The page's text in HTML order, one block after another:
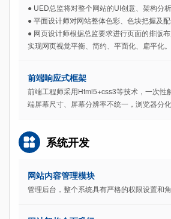
● UED总监将对整个网站的UI创意、架构分
● 平面设计师对网站整体色彩、色块把握及配
● 网页设计师根据总监要求进行页面的排版
实现网页视觉平衡、简约、平面化、扁平化。
前端响应式框架
前端工程师采用Html5+css3等技术，一次性
端屏幕尺寸、屏幕分辨率不统一，浏览器分
系统开发
网站内容管理模块
管理后台，整个系统具有严格的权限设置和角